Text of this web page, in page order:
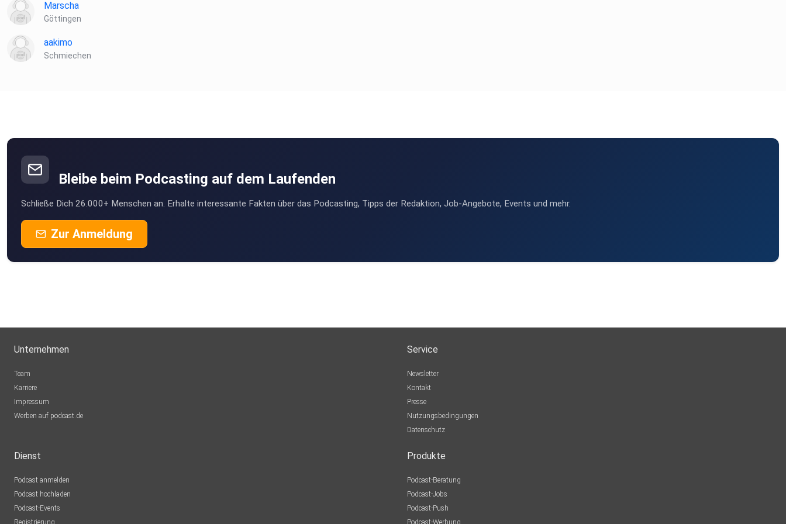
Marscha
Göttingen
aakimo
Schmiechen
Bleibe beim Podcasting auf dem Laufenden
Schließe Dich 26.000+ Menschen an. Erhalte interessante Fakten über das Podcasting, Tipps der Redaktion, Job-Angebote, Events und mehr.
Zur Anmeldung
Unternehmen
Team
Karriere
Impressum
Werben auf podcast.de
Service
Newsletter
Kontakt
Presse
Nutzungsbedingungen
Datenschutz
Dienst
Podcast anmelden
Podcast hochladen
Podcast-Events
Registrierung
Produkte
Podcast-Beratung
Podcast-Jobs
Podcast-Push
Podcast-Werbung